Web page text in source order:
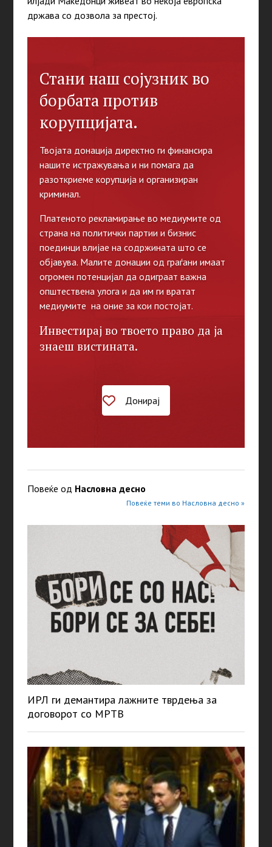
држава со дозвола за престој.
Стани наш сојузник во
борбата против
корупцијата.
Твојата донација директно ги финансира
нашите истражувања и ни помага да
разоткриеме корупција и организиран
криминал.
Платеното рекламирање во медиумите од
страна на политички партии и бизнис
поединци влијае на содржината што се
објавува. Малите донации од граѓани имаат
огромен потенцијал да одиграат важна
општествена улога и да им ги вратат
медиумите на оние за кои постојат.
Инвестирај во твоето право да ја
знаеш вистината.
Донирај
Повеќе од Насловна десно
Повеќе теми во Насловна десно »
ИРЛ ги демантира лажните тврдења за
договорот со МРТВ